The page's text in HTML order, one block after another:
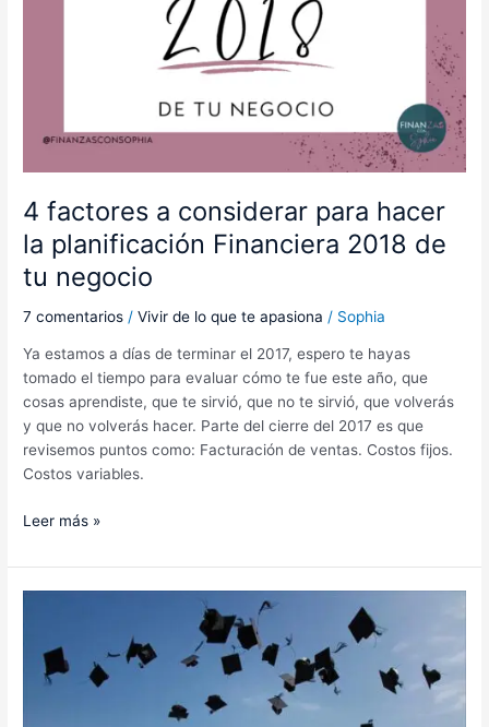
4 factores a considerar para hacer
la planificación Financiera 2018 de
tu negocio
7 comentarios /Vivir de lo que te apasiona / Sophia
Ya estamos a días de terminar el 2017, espero te hayas
tomado el tiempo para evaluar cómo te fue este año, que
cosas aprendiste, que te sirvió, que no te sirvió, que volverás
y que no volverás hacer. Parte del cierre del 2017 es que
revisemos puntos como: Facturación de ventas. Costos fijos.
Costos variables.
Leer más »
Cómo
ahorrar